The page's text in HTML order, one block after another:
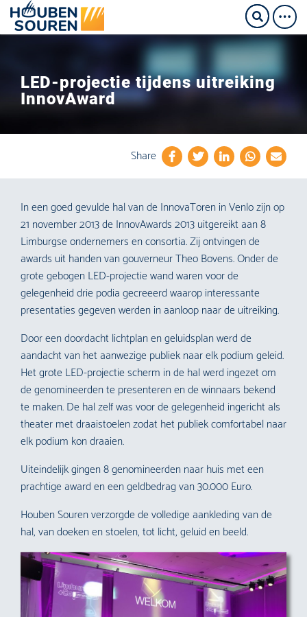
LED-projectie tijdens uitreiking
InnovAward
Share
In een goed gevulde hal van de InnovaToren in Venlo zijn op
21 november 2013 de InnovAwards 2013 uitgereikt aan 8
Limburgse ondernemers en consortia. Zij ontvingen de
awards uit handen van gouverneur Theo Bovens. Onder de
grote gebogen LED-projectie wand waren voor de
gelegenheid drie podia gecreeerd waarop interessante
presentaties gegeven werden in aanloop naar de uitreiking.
Door een doordacht lichtplan en geluidsplan werd de
aandacht van het aanwezige publiek naar elk podium geleid.
Het grote LED-projectie scherm in de hal werd ingezet om
de genomineerden te presenteren en de winnaars bekend
te maken. De hal zelf was voor de gelegenheid ingericht als
theater met draaistoelen zodat het publiek comfortabel naar
elk podium kon draaien.
Uiteindelijk gingen 8 genomineerden naar huis met een
prachtige award en een geldbedrag van 30.000 Euro.
Houben Souren verzorgde de volledige aankleding van de
hal, van doeken en stoelen, tot licht, geluid en beeld.